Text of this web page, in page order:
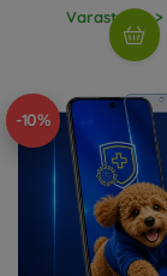
Varastossa
-10%